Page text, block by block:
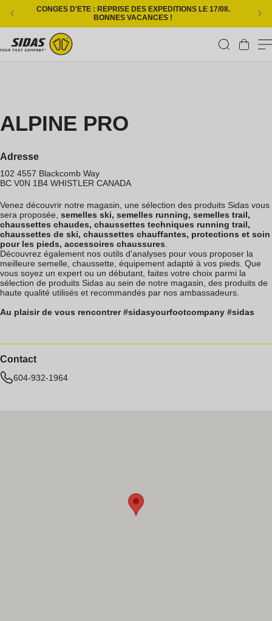
Ignorer et passer au contenu
CONGES D'ETE : REPRISE DES EXPEDITIONS LE 17/08.
BONNES VACANCES !
Panier
ALPINE PRO
Adresse
102 4557 Blackcomb Way
BC V0N 1B4 WHISTLER CANADA
Venez découvrir notre magasin, une sélection des produits Sidas vous
sera proposée, semelles ski, semelles running, semelles trail,
chaussettes chaudes, chaussettes techniques running trail,
chaussettes de ski, chaussettes chauffantes, protections et soin
pour les pieds, accessoires chaussures.
Découvrez également nos outils d'analyses pour vous proposer la
meilleure semelle, chaussette, équipement adapté à vos pieds. Que
vous soyez un expert ou un débutant, faites votre choix parmi la
sélection de produits Sidas au sein de notre magasin, des produits de
haute qualité utilisés et recommandés par nos ambassadeurs.
Au plaisir de vous rencontrer #sidasyourfootcompany #sidas
Contact
604-932-1964